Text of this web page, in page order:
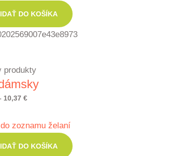
DO KOŠÍKA
produkty
10,37 €Price
4,84 €
zoznamu želaní
DO KOŠÍKA